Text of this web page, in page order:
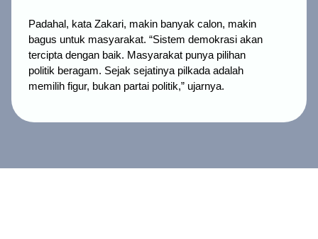
Padahal, kata Zakari, makin banyak calon, makin
bagus untuk masyarakat. “Sistem demokrasi akan
tercipta dengan baik. Masyarakat punya pilihan
politik beragam. Sejak sejatinya pilkada adalah
memilih figur, bukan partai politik,” ujarnya.